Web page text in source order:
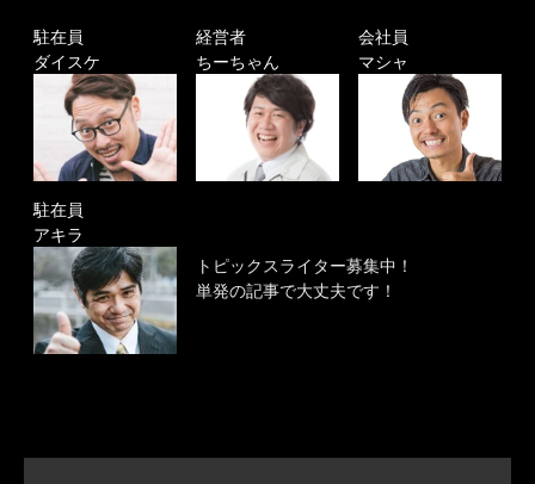
駐在員
ダイスケ
経営者
ちーちゃん
会社員
マシャ
駐在員
アキラ
トピックスライター募集中！
単発の記事で大丈夫です！